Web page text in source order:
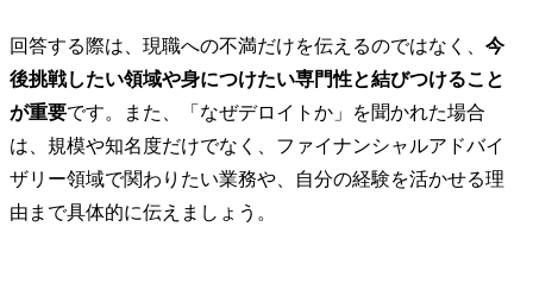
回答する際は、現職への不満だけを伝えるのではなく、 今
後挑戦したい領域や身につけたい専門性と結びつけること
が重要です。また、「なぜデロイトか」を聞かれた場合
は、規模や知名度だけでなく、ファイナンシャルアドバイ
ザリー領域で関わりたい業務や、自分の経験を活かせる理
由まで具体的に伝えましょう。